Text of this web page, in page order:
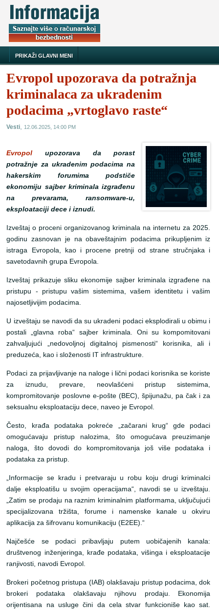
PRIKAŽI GLAVNI MENI
Evropol upozorava da potražnja
kriminalaca za ukradenim
podacima „vrtoglavo raste“
Vesti, 12.06.2025, 14:00 PM
Evropol
upozorava da porast
potražnje za ukradenim podacima na
hakerskim forumima podstiče
ekonomiju sajber kriminala izgrađenu
na prevarama, ransomware-u,
eksploataciji dece i iznudi.
Izveštaj o proceni organizovanog kriminala na internetu za 2025.
godinu zasnovan je na obaveštajnim podacima prikupljenim iz
istraga Evropola, kao i procene pretnji od strane stručnjaka i
savetodavnih grupa Evropola.
Izveštaj prikazuje sliku ekonomije sajber kriminala izgrađene na
pristupu - pristupu vašim sistemima, vašem identitetu i vašim
najosetljivijim podacima.
U izveštaju se navodi da su ukradeni podaci eksplodirali u obimu i
postali „glavna roba“ sajber kriminala. Oni su kompomitovani
zahvaljujući „nedovoljnoj digitalnoj pismenosti“ korisnika, ali i
preduzeća, kao i složenosti IT infrastrukture.
Podaci za prijavljivanje na naloge i lični podaci korisnika se koriste
za iznudu, prevare, neovlašćeni pristup sistemima,
kompromitovanje poslovne e-pošte (BEC), špijunažu, pa čak i za
seksualnu eksploataciju dece, naveo je Evropol.
Često, krađa podataka pokreće „začarani krug“ gde podaci
omogućavaju pristup nalozima, što omogućava preuzimanje
naloga, što dovodi do kompromitovanja još više podataka i
podataka za pristup.
„Informacije se kradu i pretvaraju u robu koju drugi kriminalci
dalje eksploatišu u svojim operacijama“, navodi se u izveštaju.
„Zatim se prodaju na raznim kriminalnim platformama, uključujući
specijalizovana tržišta, forume i namenske kanale u okviru
aplikacija za šifrovanu komunikaciju (E2EE).“
Najčešće se podaci pribavljaju putem uobičajenih kanala:
društvenog inženjeringa, krađe podataka, višinga i eksploatacije
ranjivosti, navodi Evropol.
Brokeri početnog pristupa (IAB) olakšavaju pristup podacima, dok
brokeri podataka olakšavaju njihovu prodaju. Ekonomija
orijentisana na usluge čini da cela stvar funkcioniše kao sat.